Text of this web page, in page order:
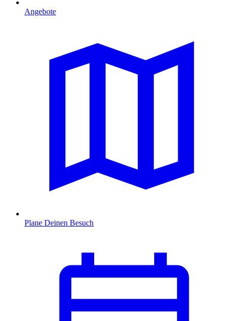
Angebote
Plane Deinen Besuch